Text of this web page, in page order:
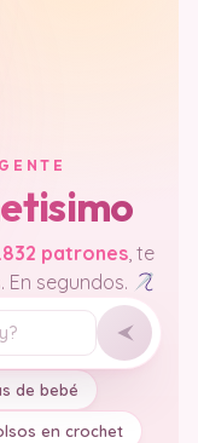
patrones , te
segundos.
de bebé
en crochet